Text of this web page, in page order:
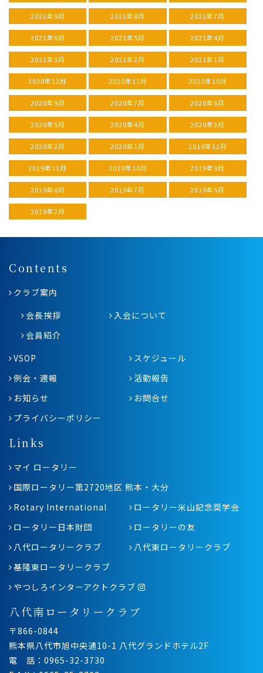
2021年9月 2021年8月 2021年7月
2021年6月 2021年5月 2021年4月
2021年3月 2021年2月 2021年1月
2020年12月 2020年11月 2020年10月
2020年9月 2020年7月 2020年6月
2020年5月 2020年4月 2020年3月
2020年2月 2020年1月 2019年12月
2019年11月 2019年10月 2019年9月
2019年8月 2019年7月 2019年5月
2019年2月
Contents
クラブ案内
会長挨拶
入会について
会員紹介
VSOP
スケジュール
例会・週報
活動報告
お知らせ
お問合せ
プライバシーポリシー
Links
マイ ロータリー
国際ロータリー第2720地区 熊本・大分
Rotary International
ロータリー米山記念奨学会
ロータリー日本財団
ロータリーの友
八代ロータリークラブ
八代東ロータリークラブ
基隆東ロータリークラブ
やつしろインターアクトクラブ
八代南ロータリークラブ
〒866-0844
熊本県八代市旭中央通10-1 八代グランドホテル2F
電 話：0965-32-3730